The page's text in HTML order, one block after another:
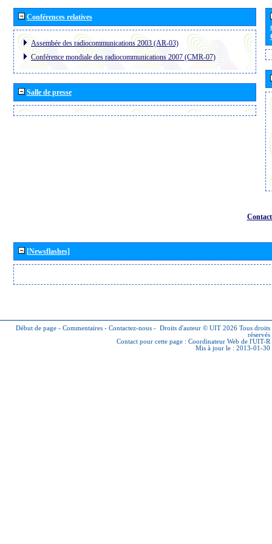
Conférences relatives
Assembée des radiocommunications 2003 (AR-03)
Conférence mondiale des radiocommunications 2007 (CMR-07)
Salle de presse
[Newsflashes]
Début de page - Commentaires - Contactez-nous - Droits d'auteur © UIT 2026 Tous droits
réservés
Contact pour cette page : Coordinateur Web de l'UIT-R
Mis à jour le : 2013-01-30